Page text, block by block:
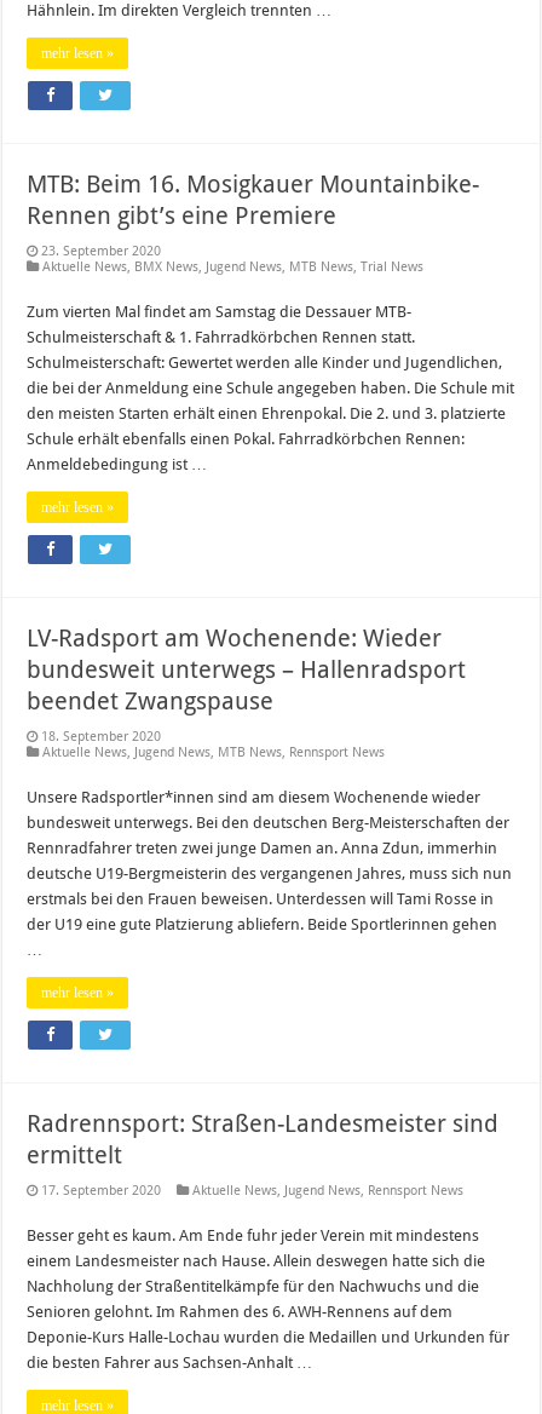
Hähnlein. Im direkten Vergleich trennten …
mehr lesen »
MTB: Beim 16. Mosigkauer Mountainbike-
Rennen gibt’s eine Premiere
23. September 2020
Aktuelle News, BMX News, Jugend News, MTB News,Trial News
Zum vierten Mal findet am Samstag die Dessauer MTB-
Schulmeisterschaft & 1. Fahrradkörbchen Rennen statt.
Schulmeisterschaft: Gewertet werden alle Kinder und Jugendlichen,
die bei der Anmeldung eine Schule angegeben haben. Die Schule mit
den meisten Starten erhält einen Ehrenpokal. Die 2. und 3. platzierte
Schule erhält ebenfalls einen Pokal. Fahrradkörbchen Rennen:
Anmeldebedingung ist …
mehr lesen »
LV-Radsport am Wochenende: Wieder
bundesweit unterwegs – Hallenradsport
beendet Zwangspause
18. September 2020
Aktuelle News, Jugend News, MTB News, Rennsport News
Unsere Radsportler*innen sind am diesem Wochenende wieder
bundesweit unterwegs. Bei den deutschen Berg-Meisterschaften der
Rennradfahrer treten zwei junge Damen an. Anna Zdun, immerhin
deutsche U19-Bergmeisterin des vergangenen Jahres, muss sich nun
erstmals bei den Frauen beweisen. Unterdessen will Tami Rosse in
der U19 eine gute Platzierung abliefern. Beide Sportlerinnen gehen
…
mehr lesen »
Radrennsport: Straßen-Landesmeister sind
ermittelt
17. September 2020 Aktuelle News, Jugend News, Rennsport News
Besser geht es kaum. Am Ende fuhr jeder Verein mit mindestens
einem Landesmeister nach Hause. Allein deswegen hatte sich die
Nachholung der Straßentitelkämpfe für den Nachwuchs und die
Senioren gelohnt. Im Rahmen des 6. AWH-Rennens auf dem
Deponie-Kurs Halle-Lochau wurden die Medaillen und Urkunden für
die besten Fahrer aus Sachsen-Anhalt …
mehr lesen »